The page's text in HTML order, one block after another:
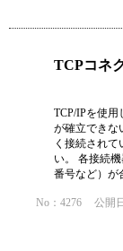
TCPコネ
TCP/IPを使
が確立できない場合に発
く接続され
い。 各接続機器側とVシリーズ側の通信設定（IPアドレス、ポート
No：4276 公開